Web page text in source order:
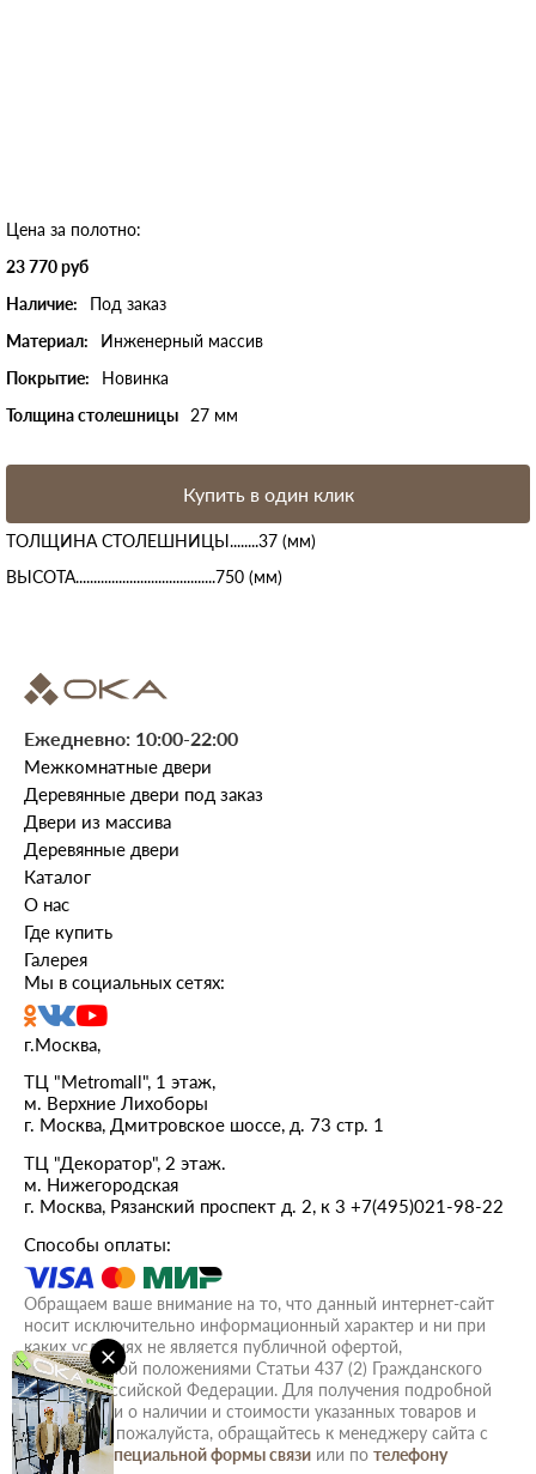
Цена за полотно:
23 770 руб
Наличие:
Под заказ
Материал:
Инженерный массив
Покрытие:
Новинка
Толщина столешницы
27 мм
Купить в один клик
ТОЛЩИНА СТОЛЕШНИЦЫ........37 (мм)
ВЫСОТА.......................................750 (мм)
Ежедневно: 10:00-22:00
г.Москва,
ТЦ "Metromall", 1 этаж,
м. Верхние Лихоборы
г. Москва, Дмитровское шоссе, д. 73 стр. 1
ТЦ "Декоратор", 2 этаж.
м. Нижегородская
г. Москва, Рязанский проспект д. 2, к 3 +7(495)021-98-22
Способы оплаты:
Межкомнатные двери
Деревянные двери под заказ
Двери из массива
Деревянные двери
Каталог
О нас
Где купить
Галерея
Мы в социальных сетях:
Обращаем ваше внимание на то, что данный интернет-сайт
носит исключительно информационный характер и ни при
каких условиях не является публичной офертой,
определяемой положениями Статьи 437 (2) Гражданского
кодекса Российской Федерации. Для получения подробной
информации о наличии и стоимости указанных товаров и
(или) услуг, пожалуйста, обращайтесь к менеджеру сайта с
помощьюспециальной формы связи или по телефону